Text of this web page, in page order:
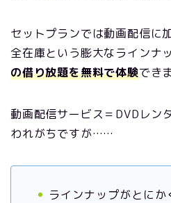
セットプランでは動画配信に
全在庫という膨大なラインナ
の借り放題を無料で体験でき
動画配信サービス＝DVDレン
われがちですが……
ラインナップがとにか